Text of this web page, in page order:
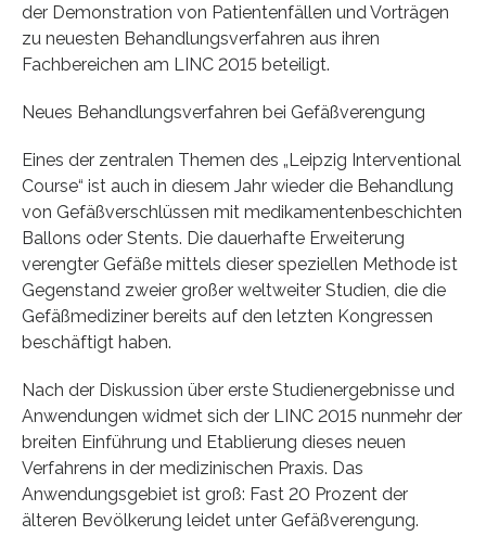
der Demonstration von Patientenfällen und Vorträgen
zu neuesten Behandlungsverfahren aus ihren
Fachbereichen am LINC 2015 beteiligt.
Neues Behandlungsverfahren bei Gefäßverengung
Eines der zentralen Themen des „Leipzig Interventional
Course“ ist auch in diesem Jahr wieder die Behandlung
von Gefäßverschlüssen mit medikamentenbeschichten
Ballons oder Stents. Die dauerhafte Erweiterung
verengter Gefäße mittels dieser speziellen Methode ist
Gegenstand zweier großer weltweiter Studien, die die
Gefäßmediziner bereits auf den letzten Kongressen
beschäftigt haben.
Nach der Diskussion über erste Studienergebnisse und
Anwendungen widmet sich der LINC 2015 nunmehr der
breiten Einführung und Etablierung dieses neuen
Verfahrens in der medizinischen Praxis. Das
Anwendungsgebiet ist groß: Fast 20 Prozent der
älteren Bevölkerung leidet unter Gefäßverengung.